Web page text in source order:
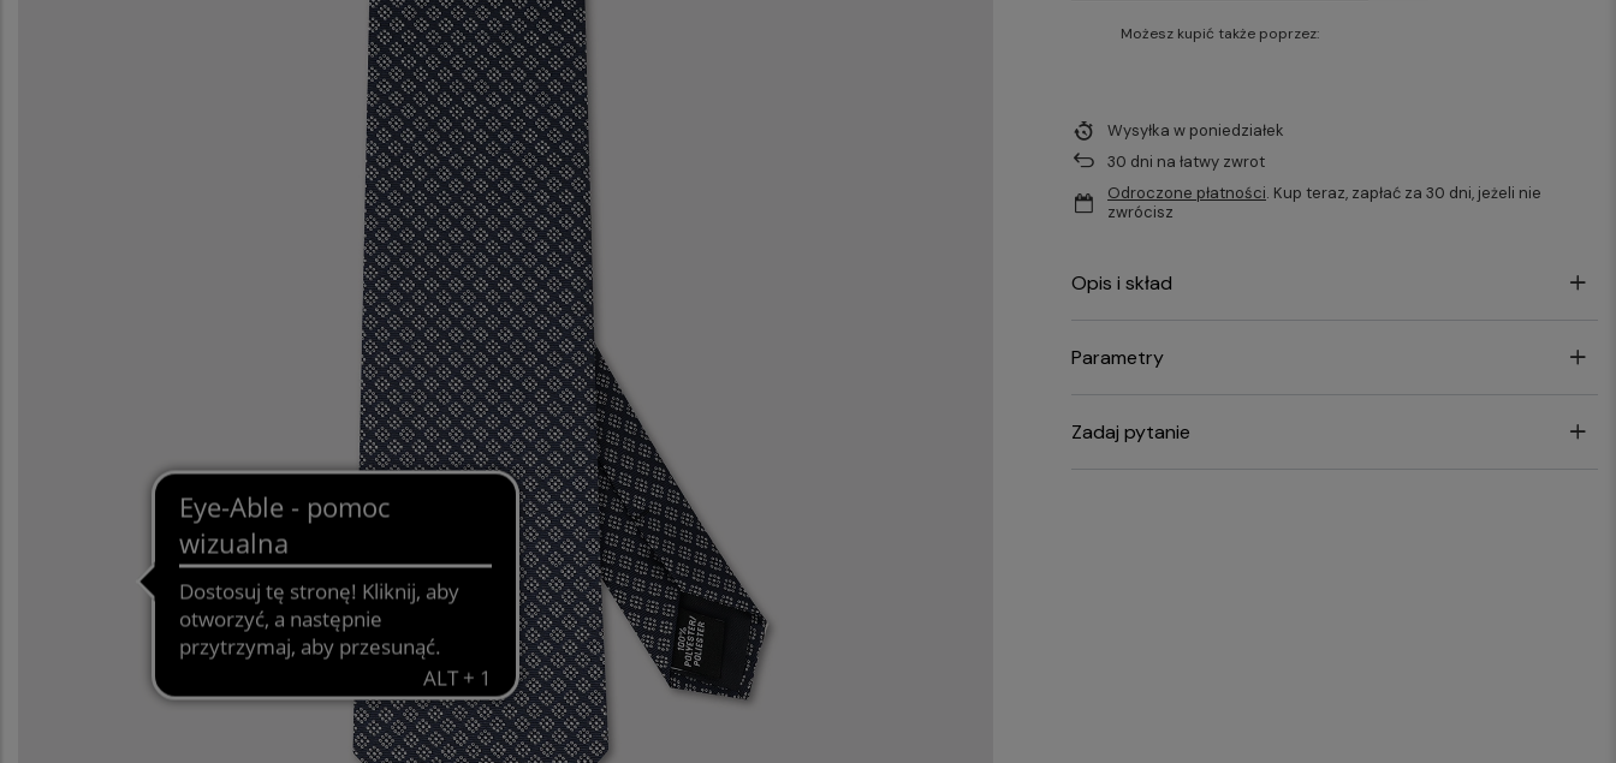
Możesz kupić także poprzez:
Wysyłkaw poniedziałek
30 dni na łatwy zwrot
Odroczone płatności. Kup teraz, zapłać za 30 dni, jeżeli nie
zwrócisz
Opis i skład
Parametry
Zadaj pytanie